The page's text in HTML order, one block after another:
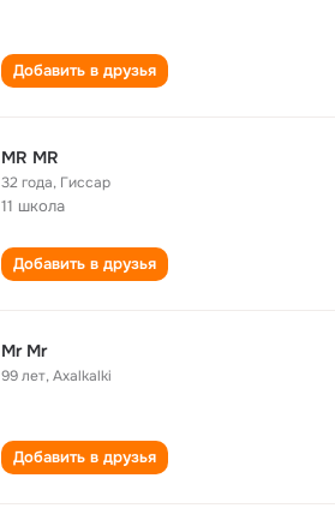
Добавить в друзья
MR MR
32 года, Гиссар
11 школа
Добавить в друзья
Mr Mr
99 лет,Axalkalki
Добавить в друзья